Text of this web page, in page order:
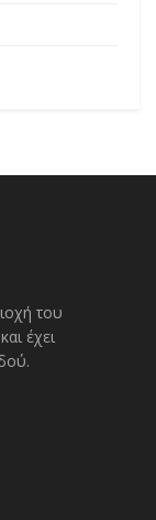
του
έχει